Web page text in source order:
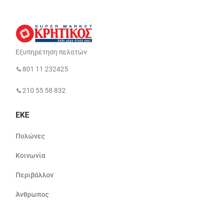
Εξυπηρέτηση πελατών
801 11 232425
210 55 58 832
ΕΚΕ
Πυλώνες
Κοινωνία
Περιβάλλον
Άνθρωπος